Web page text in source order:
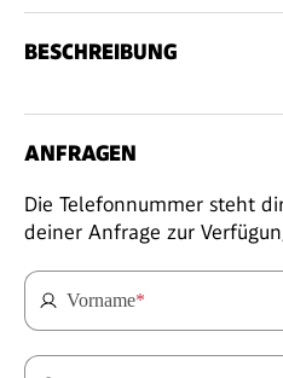
BESCHREIBUNG
ANFRAGEN
Die Telefonnummer steht
deiner Anfrage zur
Vorname*